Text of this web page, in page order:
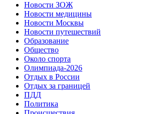
Новости ЗОЖ
Новости медицины
Новости Москвы
Новости путешествий
Образование
Общество
Около спорта
Олимпиада-2026
Отдых в России
Отдых за границей
ПДД
Политика